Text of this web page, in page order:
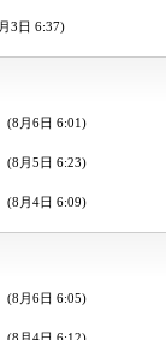
3日 6:37)
(8月6日 6:01)
(8月5日 6:23)
(8月4日 6:09)
(8月6日 6:05)